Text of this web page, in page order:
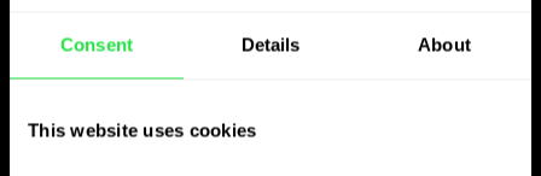
Consent Details About
This website uses cookies
Verwenden Sie die
gewählte Währung
wie Sie wollen